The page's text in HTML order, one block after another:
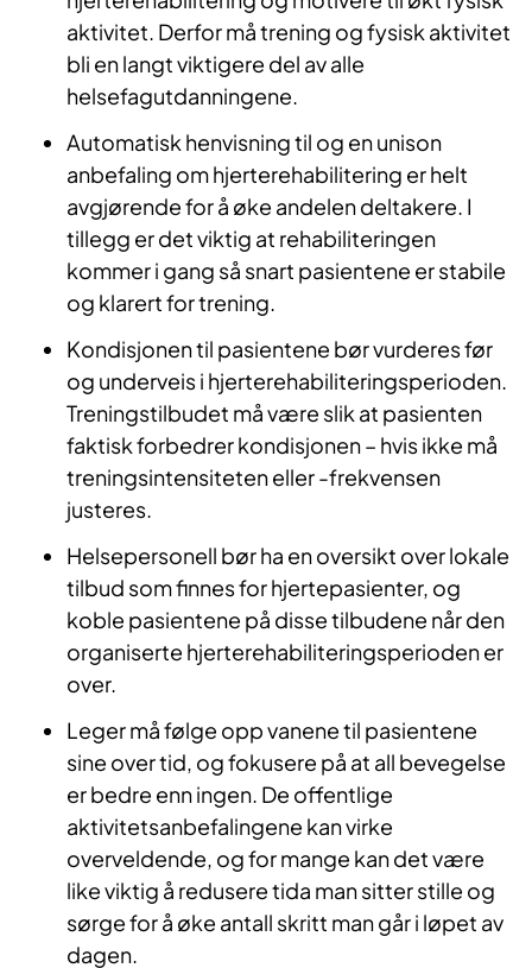
aktivitet. Derfor må trening og fysisk aktivitet
bli en langt viktigere del av alle
helsefagutdanningene.
Automatisk henvisning til og en unison
anbefaling om hjerterehabilitering er helt
avgjørende for å øke andelen deltakere. I
tillegg er det viktig at rehabiliteringen
kommer i gang så snart pasientene er stabile
og klarert for trening.
Kondisjonen til pasientene bør vurderes før
og underveis i hjerterehabiliteringsperioden.
Treningstilbudet må være slik at pasienten
faktisk forbedrer kondisjonen – hvis ikke må
treningsintensiteten eller -frekvensen
justeres.
Helsepersonell bør ha en oversikt over lokale
tilbud som finnes for hjertepasienter, og
koble pasientene på disse tilbudene når den
organiserte hjerterehabiliteringsperioden er
over.
Leger må følge opp vanene til pasientene
sine over tid, og fokusere på at all bevegelse
er bedre enn ingen. De offentlige
aktivitetsanbefalingene kan virke
overveldende, og for mange kan det være
like viktig å redusere tida man sitter stille og
sørge for å øke antall skritt man går i løpet av
dagen.